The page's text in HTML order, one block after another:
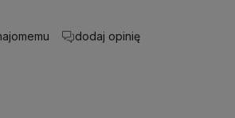
dodaj opinię